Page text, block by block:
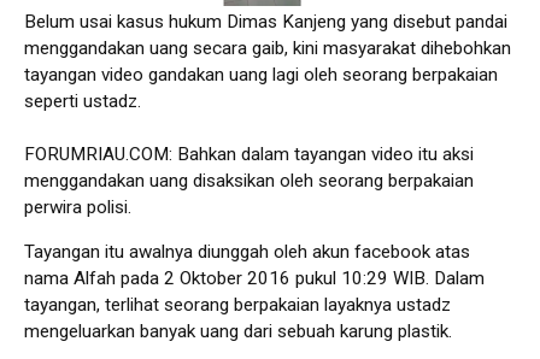
Belum usai kasus hukum Dimas Kanjeng yang disebut pandai
menggandakan uang secara gaib, kini masyarakat dihebohkan
tayangan video gandakan uang lagi oleh seorang berpakaian
seperti ustadz.
FORUMRIAU.COM: Bahkan dalam tayangan video itu aksi
menggandakan uang disaksikan oleh seorang berpakaian
perwira polisi.
Tayangan itu awalnya diunggah oleh akun facebook atas
nama Alfah pada 2 Oktober 2016 pukul 10:29 WIB. Dalam
tayangan, terlihat seorang berpakaian layaknya ustadz
mengeluarkan banyak uang dari sebuah karung plastik.